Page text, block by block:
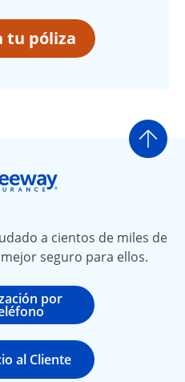
tu póliza
Ir
a cientos de miles de
seguro para ellos.
Call
por
at
Callal Cliente
at 888-531-6720